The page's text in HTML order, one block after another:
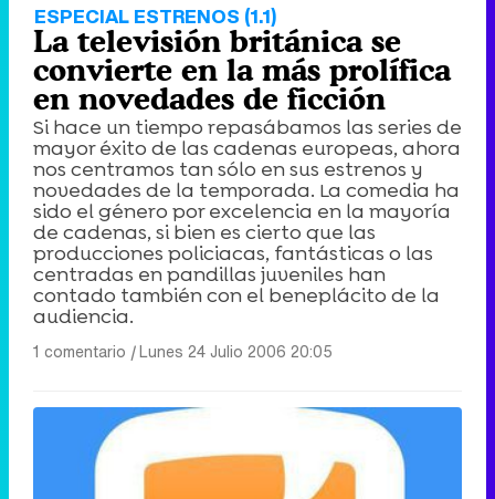
Tráiler de la tercera temporada de 'The Walking Dead: Dead City' de AMC+
Canción ganadora de Eurovisión 2026: DARA con "Bangaranga" por Bulgaria
ESPECIAL ESTRENOS (1.1)
La televisión británica se
convierte en la más prolífica
en novedades de ficción
Si hace un tiempo repasábamos las series de
mayor éxito de las cadenas europeas, ahora
nos centramos tan sólo en sus estrenos y
novedades de la temporada. La comedia ha
sido el género por excelencia en la mayoría
de cadenas, si bien es cierto que las
producciones policiacas, fantásticas o las
centradas en pandillas juveniles han
contado también con el beneplácito de la
audiencia.
1 comentario |Lunes 24 Julio 2006 20:05